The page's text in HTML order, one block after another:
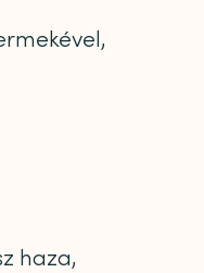
haza,